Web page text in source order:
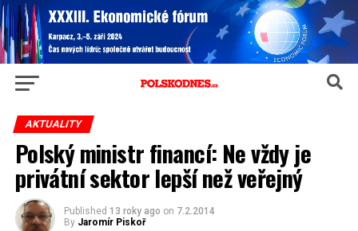
AKTUALITY
Polský ministr financí: Ne vždy je
privátní sektor lepší než veřejný
Published 13 roky ago on 7.2.2014
By Jaromír Piskoř